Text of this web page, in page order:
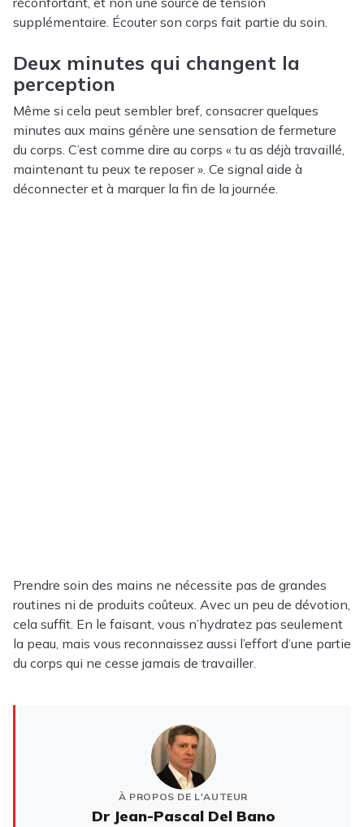
supplémentaire. Écouter son corps fait partie du soin.
Deux minutes qui changent la
perception
Même si cela peut sembler bref, consacrer quelques
minutes aux mains génère une sensation de fermeture
du corps. C’est comme dire au corps « tu as déjà travaillé,
maintenant tu peux te reposer ». Ce signal aide à
déconnecter et à marquer la fin de la journée.
Prendre soin des mains ne nécessite pas de grandes
routines ni de produits coûteux. Avec un peu de dévotion,
cela suffit. En le faisant, vous n’hydratez pas seulement
la peau, mais vous reconnaissez aussi l’effort d’une partie
du corps qui ne cesse jamais de travailler.
À PROPOS DE L'AUTEUR
Dr Jean-Pascal Del Bano